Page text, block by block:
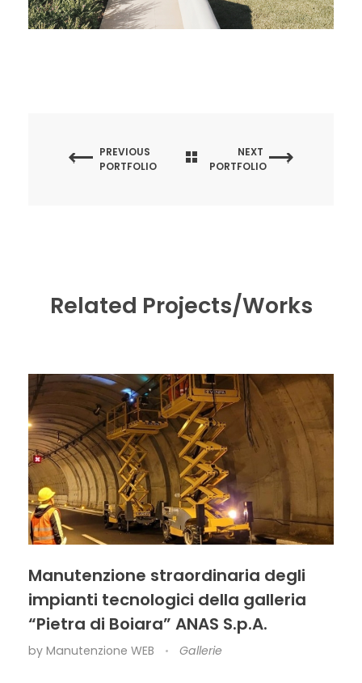
PREVIOUS
PORTFOLIO
NEXT
PORTFOLIO
Related Projects/Works
Manutenzione straordinaria degli
impianti tecnologici della galleria
“Pietra di Boiara” ANAS S.p.A.
by Manutenzione WEB Gallerie